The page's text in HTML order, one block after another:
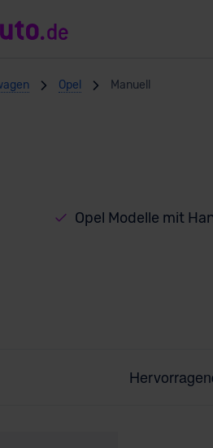
Opel Manuell
Opel Modelle mit